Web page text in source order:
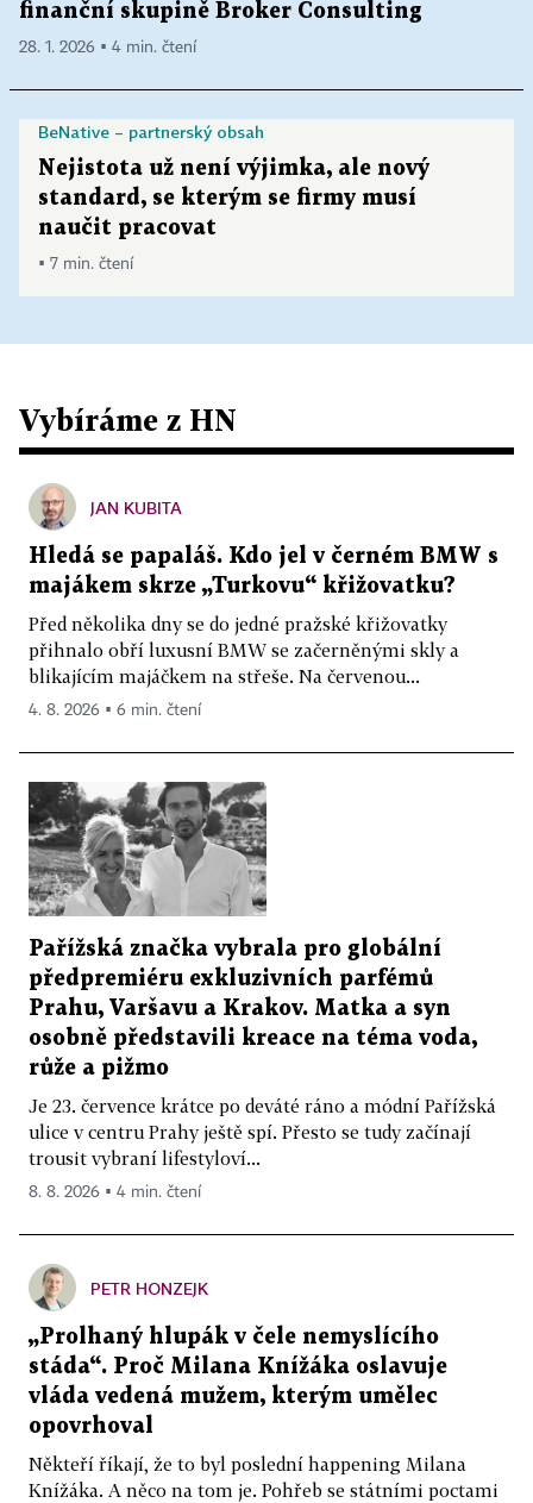
finanční skupině Broker Consulting
28. 1. 2026 ▪ 4 min. čtení
BeNative – partnerský obsah
Nejistota už není výjimka, ale nový
standard, se kterým se firmy musí
naučit pracovat
▪ 7 min. čtení
Vybíráme z HN
JAN KUBITA
Hledá se papaláš. Kdo jel v černém BMW s
majákem skrze „Turkovu“ křižovatku?
Před několika dny se do jedné pražské křižovatky
přihnalo obří luxusní BMW se začerněnými skly a
blikajícím majáčkem na střeše. Na červenou...
4. 8. 2026 ▪ 6 min. čtení
Pařížská značka vybrala pro globální
předpremiéru exkluzivních parfémů
Prahu, Varšavu a Krakov. Matka a syn
osobně představili kreace na téma voda,
růže a pižmo
Je 23. července krátce po deváté ráno a módní Pařížská
ulice v centru Prahy ještě spí. Přesto se tudy začínají
trousit vybraní lifestyloví...
8. 8. 2026 ▪ 4 min. čtení
PETR HONZEJK
„Prolhaný hlupák v čele nemyslícího
stáda“. Proč Milana Knížáka oslavuje
vláda vedená mužem, kterým umělec
opovrhoval
Někteří říkají, že to byl poslední happening Milana
Knížáka. A něco na tom je. Pohřeb se státními poctami